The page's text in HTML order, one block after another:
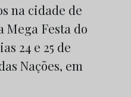
na cidade de
Mega Festa do
24 e 25 de
Nações, em